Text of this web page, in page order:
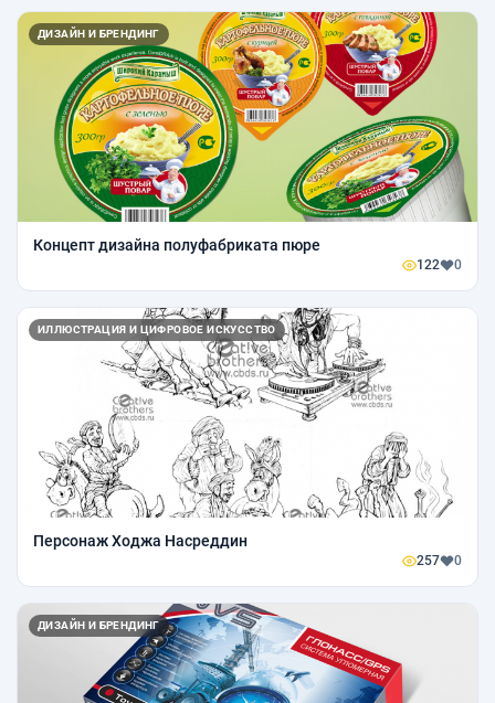
ДИЗАЙН И БРЕНДИНГ
Концепт дизайна полуфабриката пюре
122 0
ИЛЛЮСТРАЦИЯ И ЦИФРОВОЕ ИСКУССТВО
Персонаж Ходжа Насреддин
257 0
ДИЗАЙН И БРЕНДИНГ